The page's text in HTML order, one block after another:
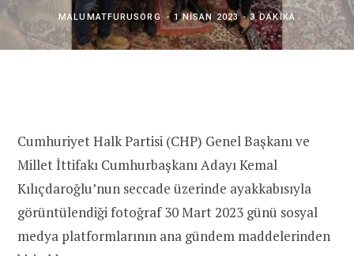
MALUMATFURUSORG 1 NISAN 2023 3 DAKIKA
Cumhuriyet Halk Partisi (CHP) Genel Başkanı ve
Millet İttifakı Cumhurbaşkanı Adayı Kemal
Kılıçdaroğlu’nun seccade üzerinde ayakkabısıyla
görüntülendiği fotoğraf 30 Mart 2023 günü sosyal
medya platformlarının ana gündem maddelerinden